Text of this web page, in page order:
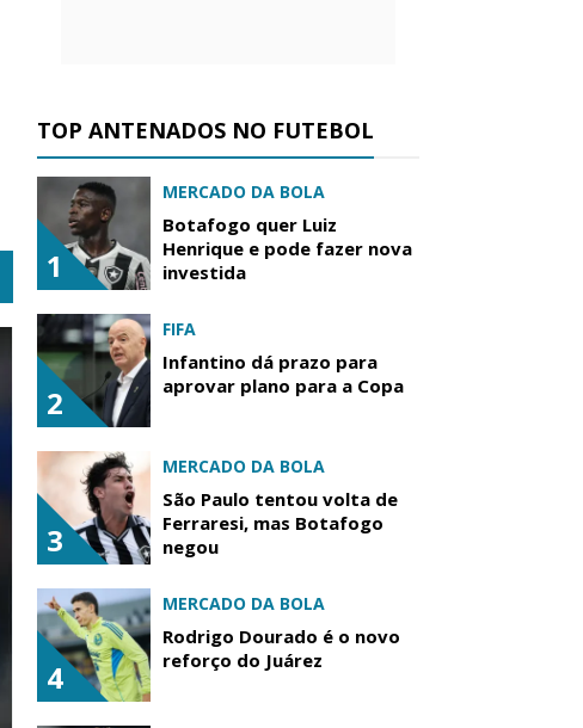
TOP ANTENADOS NO FUTEBOL
1
MERCADO DA BOLA
Botafogo quer Luiz
Henrique e pode fazer nova
investida
2
FIFA
Infantino dá prazo para
aprovar plano para a Copa
3
MERCADO DA BOLA
São Paulo tentou volta de
Ferraresi, mas Botafogo
negou
4
MERCADO DA BOLA
Rodrigo Dourado é o novo
reforço do Juárez